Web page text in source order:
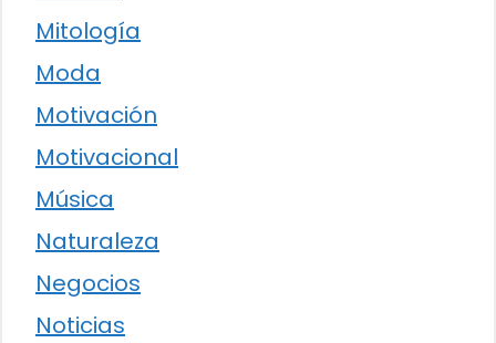
Mitología
Moda
Motivación
Motivacional
Música
Naturaleza
Negocios
Noticias